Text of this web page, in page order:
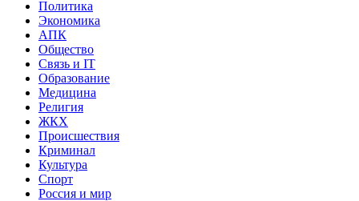
Политика
Экономика
АПК
Общество
Связь и IT
Образование
Медицина
Религия
ЖКХ
Происшествия
Криминал
Культура
Спорт
Россия и мир